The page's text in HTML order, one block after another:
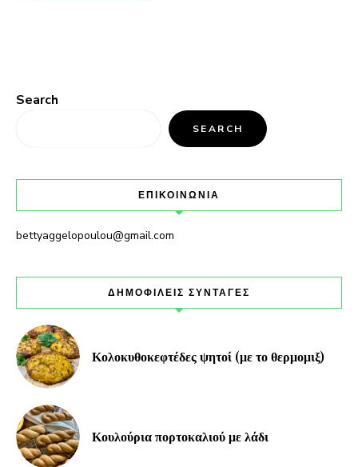
Search
SEARCH
ΕΠΙΚΟΙΝΩΝΙΑ
bettyaggelopoulou@gmail.com
ΔΗΜΟΦΙΛΕΙΣ ΣΥΝΤΑΓΕΣ
Κολοκυθοκεφτέδες ψητοί (με το θερμομιξ)
Κουλούρια πορτοκαλιού με λάδι